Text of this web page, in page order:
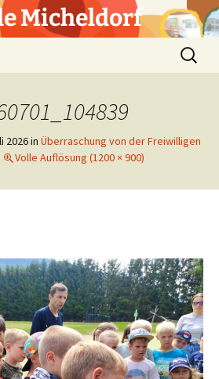
Micheldorf
Suchen
nach:
2026in Überraschung von der Freiwilligen
Volle Auflösung (1200 × 900)